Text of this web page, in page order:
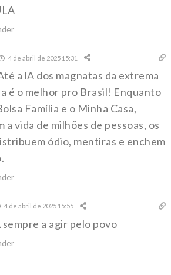
4 de abril de 2025 15:31
a lA dos magnatas da extrema
é o melhor pro Brasil! Enquanto
Família e o Minha Casa,
a vida de milhões de pessoas, os
ódio, mentiras e enchem
4 de abril de 2025 15:55
sempre a agir pelo povo